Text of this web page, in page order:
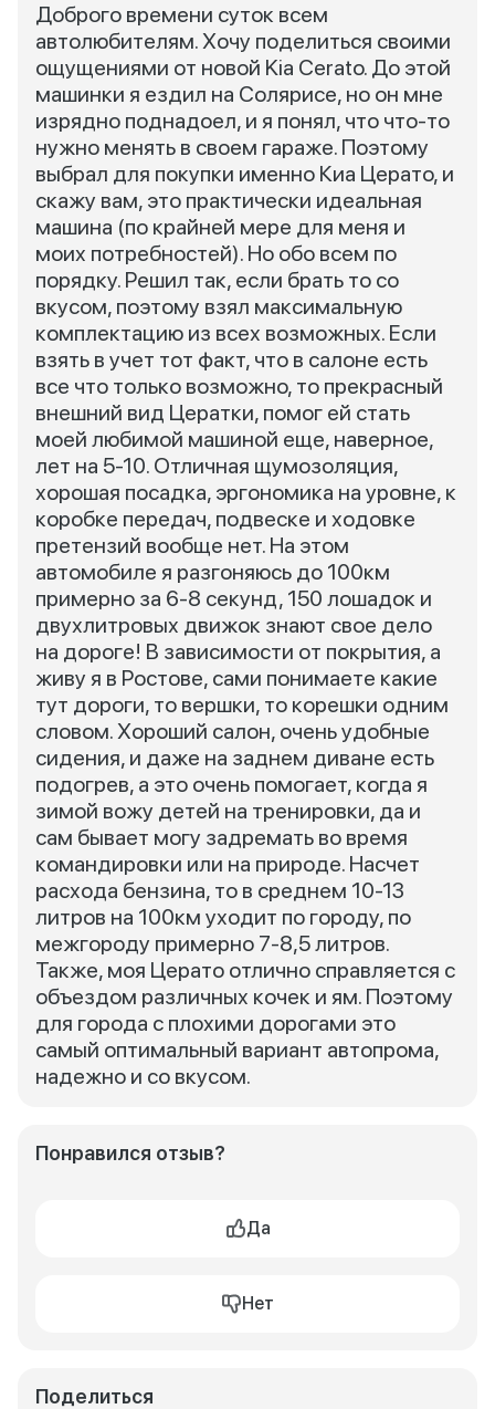
Доброго времени суток всем
автолюбителям. Хочу поделиться своими
ощущениями от новой Kia Cerato. До этой
машинки я ездил на Солярисе, но он мне
изрядно поднадоел, и я понял, что что-то
нужно менять в своем гараже. Поэтому
выбрал для покупки именно Киа Церато, и
скажу вам, это практически идеальная
машина (по крайней мере для меня и
моих потребностей). Но обо всем по
порядку. Решил так, если брать то со
вкусом, поэтому взял максимальную
комплектацию из всех возможных. Если
взять в учет тот факт, что в салоне есть
все что только возможно, то прекрасный
внешний вид Цератки, помог ей стать
моей любимой машиной еще, наверное,
лет на 5-10. Отличная щумозоляция,
хорошая посадка, эргономика на уровне, к
коробке передач, подвеске и ходовке
претензий вообще нет. На этом
автомобиле я разгоняюсь до 100км
примерно за 6-8 секунд, 150 лошадок и
двухлитровых движок знают свое дело
на дороге! В зависимости от покрытия, а
живу я в Ростове, сами понимаете какие
тут дороги, то вершки, то корешки одним
словом. Хороший салон, очень удобные
сидения, и даже на заднем диване есть
подогрев, а это очень помогает, когда я
зимой вожу детей на тренировки, да и
сам бывает могу задремать во время
командировки или на природе. Насчет
расхода бензина, то в среднем 10-13
литров на 100км уходит по городу, по
межгороду примерно 7-8,5 литров.
Также, моя Церато отлично справляется с
объездом различных кочек и ям. Поэтому
для города с плохими дорогами это
самый оптимальный вариант автопрома,
надежно и со вкусом.
Понравился отзыв?
Да
Нет
Поделиться